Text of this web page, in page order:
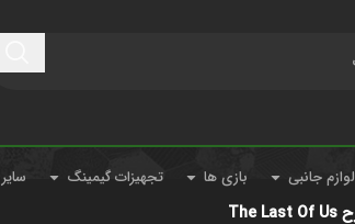
لوازم جانبی بازی ها تجهیزات گیمینگ